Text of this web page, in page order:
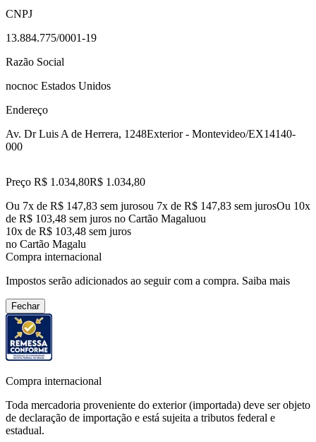
CNPJ
13.884.775/0001-19
Razão Social
nocnoc Estados Unidos
Endereço
Av. Dr Luis A de Herrera, 1248Exterior - Montevideo/EX14140-
000
Preço R$ 1.034,80R$ 1.034,80
Ou 7x de R$ 147,83 sem jurosou 7x de R$ 147,83 sem jurosOu 10x
de R$ 103,48 sem juros no Cartão Magaluou
10x de R$ 103,48 sem juros
no Cartão Magalu
Compra internacional
Impostos serão adicionados ao seguir com a compra. Saiba mais
Fechar
Compra internacional
Toda mercadoria proveniente do exterior (importada) deve ser objeto
de declaração de importação e está sujeita a tributos federal e
estadual.